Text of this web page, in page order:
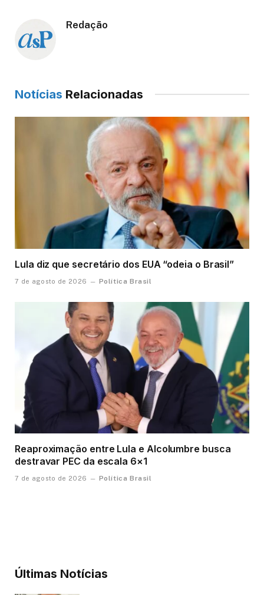
Redação
Notícias Relacionadas
Lula diz que secretário dos EUA “odeia o Brasil”
7 de agosto de 2026 Política Brasil
Reaproximação entre Lula e Alcolumbre busca
destravar PEC da escala 6×1
7 de agosto de 2026 Política Brasil
Últimas Notícias